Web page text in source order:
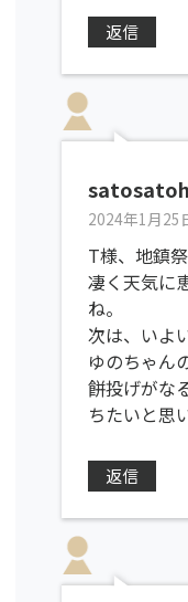
返信
2024年1月25
T様、地鎮
凄く天気に
ね。
次は、いよ
ゆのちゃん
餅投げがな
ちたいと思
返信